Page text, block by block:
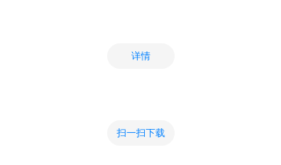
详情
扫一扫下载